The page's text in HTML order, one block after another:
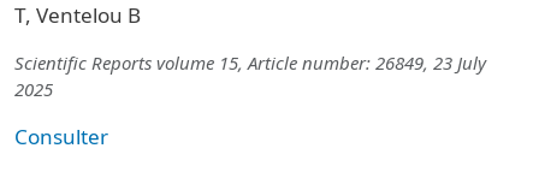
T, Ventelou B
Scientific Reports volume 15, Article number: 26849, 23 July
2025
Consulter